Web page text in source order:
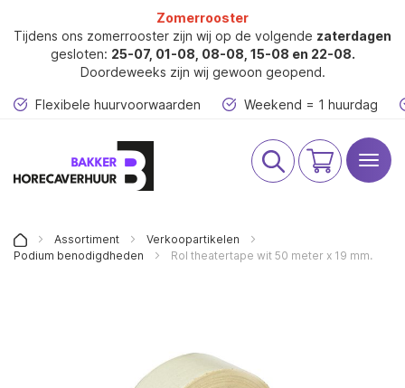
Zomerrooster
Tijdens ons zomerrooster zijn wij op de volgende zaterdagen
gesloten: 25-07, 01-08, 08-08, 15-08 en 22-08.
Doordeweeks zijn wij gewoon geopend.
Flexibele huurvoorwaarden Weekend = 1 huurdag
Winkelwagen
Assortiment
Verkoopartikelen
Podium benodigdheden
Rol theatertape wit 50 meter x 19 mm.